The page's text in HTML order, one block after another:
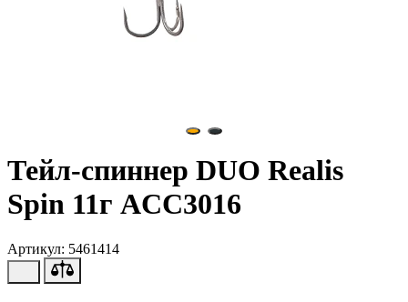
Тейл-спиннер DUO Realis
Spin 11г ACC3016
Артикул: 5461414